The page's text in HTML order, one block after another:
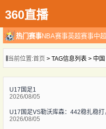
360直播
热门赛事NBA赛事英超赛事中
当前位置:首页 > TAG信息列表 > 中国
U17国足1
2026/08/05
U17国足VS勒沃库森：442稳扎稳
2026/08/05